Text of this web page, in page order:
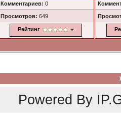
Комментариев: 0
Просмотров: 649
Рейтинг
Powered By